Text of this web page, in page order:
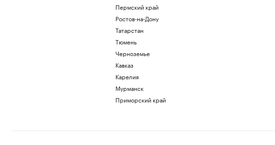
Пермский край
Ростов-на-Дону
Татарстан
Тюмень
Черноземье
Кавказ
Карелия
Мурманск
Приморский край